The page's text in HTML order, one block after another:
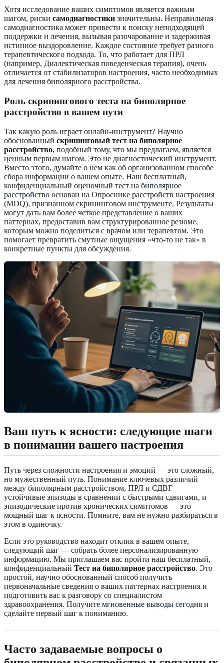
Хотя исследование ваших симптомов является важным
шагом, риски самодиагностики значительны. Неправильная
самодиагностика может привести к поиску неподходящей
поддержки и лечения, вызывая разочарование и задерживая
истинное выздоровление. Каждое состояние требует разного
терапевтического подхода. То, что работает для ПРЛ
(например, Диалектическая поведенческая терапия), очень
отличается от стабилизаторов настроения, часто необходимых
для лечения биполярного расстройства.
Роль скринингового теста на биполярное
расстройство в вашем пути
Так какую роль играет онлайн-инструмент? Научно
обоснованный скрининговый тест на биполярное
расстройство, подобный тому, что мы предлагаем, является
ценным первым шагом. Это не диагностический инструмент.
Вместо этого, думайте о нем как об организованном способе
сбора информации о вашем опыте. Наш бесплатный,
конфиденциальный оценочный тест на биполярное
расстройство основан на Опроснике расстройств настроения
(MDQ), признанном скрининговом инструменте. Результаты
могут дать вам более четкое представление о ваших
паттернах, предоставив вам структурированное резюме,
которым можно поделиться с врачом или терапевтом. Это
помогает превратить смутные ощущения «что-то не так» в
конкретные пункты для обсуждения.
Ваш путь к ясности: следующие шаги
в понимании вашего настроения
Путь через сложности настроения и эмоций — это сложный,
но мужественный путь. Понимание ключевых различий
между биполярным расстройством, ПРЛ и СДВГ —
устойчивые эпизоды в сравнении с быстрыми сдвигами, и
эпизодические против хронических симптомов — это
мощный шаг к ясности. Помните, вам не нужно разбираться в
этом в одиночку.
Если это руководство находит отклик в вашем опыте,
следующий шаг — собрать более персонализированную
информацию. Мы приглашаем вас пройти наш бесплатный,
конфиденциальный Тест на биполярное расстройство. Это
простой, научно обоснованный способ получить
первоначальные сведения о ваших паттернах настроения и
подготовить вас к разговору со специалистом
здравоохранения. Получите мгновенные выводы сегодня и
сделайте первый шаг к пониманию.
Часто задаваемые вопросы о